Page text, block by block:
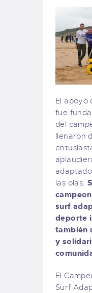
El apoyo
fue
del
llenaron
las olas.
surf
deporte
también
y
El
Surf